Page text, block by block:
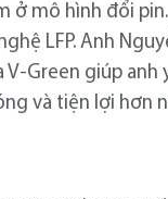
ở mô hình đổi
LFP. Anh
V-Green giúp anh
và tiện lợi hơn